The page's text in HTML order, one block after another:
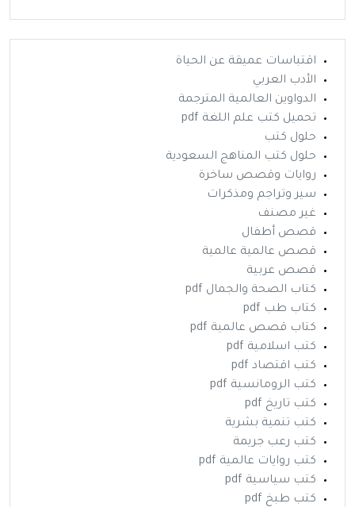
اقتباسات عميقة عن الحياة
الأدب العربي
الدواوين العالمية المترجمة
تحميل كتب علم اللغة pdf
حلول كتب
حلول كتب المناهج السعودية
روايات وقصص ساخرة
سير وتراجم ومذكرات
غير مصنف
قصص أطفال
قصص عالمية عالمية
قصص عربية
كتاب الصحة والجمال pdf
كتاب طب pdf
كتاب قصص عالمية pdf
كتب اسلامية pdf
كتب اقتصاد pdf
كتب الرومانسية pdf
كتب تاريخ pdf
كتب تنمية بشرية
كتب رعب جريمة
كتب روايات عالمية pdf
كتب سياسية pdf
كتب طبخ pdf